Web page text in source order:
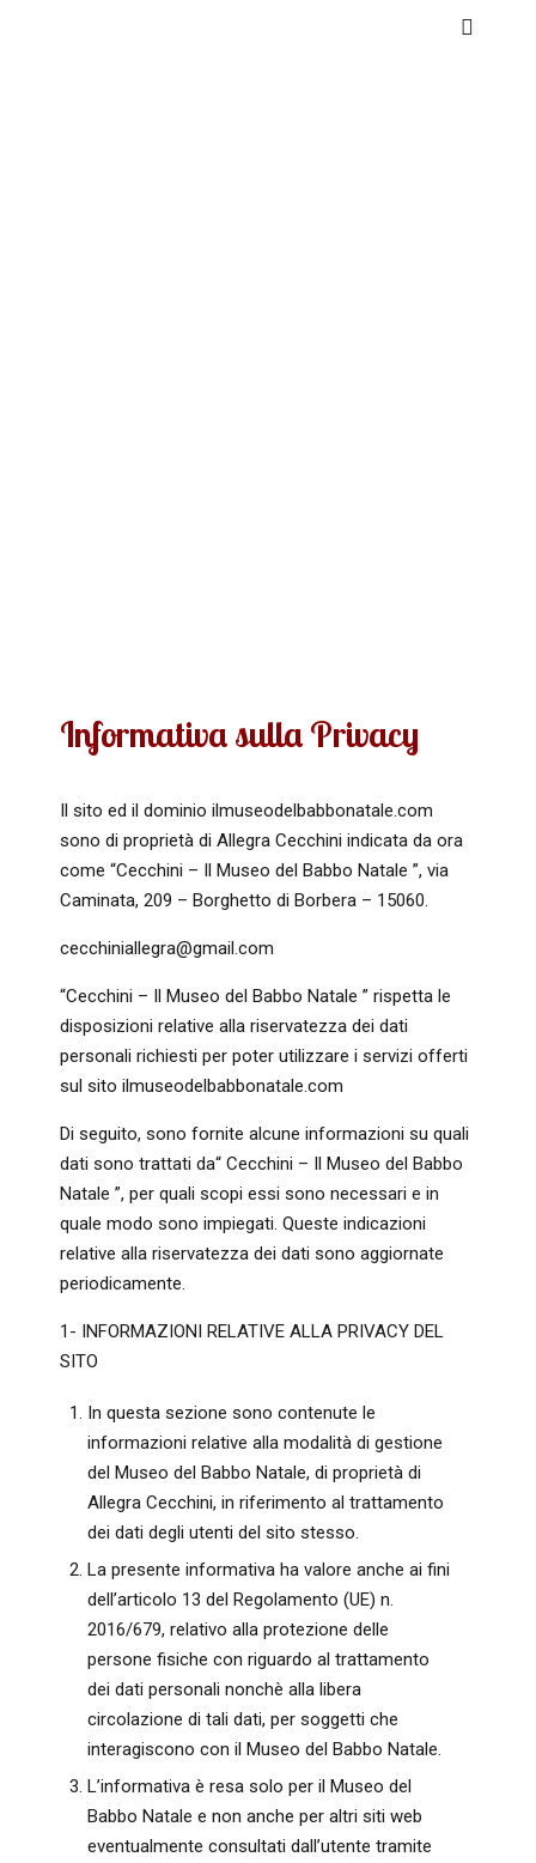
Informativa sulla Privacy
Il sito ed il dominio ilmuseodelbabbonatale.com
sono di proprietà di Allegra Cecchini indicata da ora
come “Cecchini – Il Museo del Babbo Natale ”, via
Caminata, 209 – Borghetto di Borbera – 15060.
cecchiniallegra@gmail.com
“Cecchini – Il Museo del Babbo Natale ” rispetta le
disposizioni relative alla riservatezza dei dati
personali richiesti per poter utilizzare i servizi offerti
sul sito ilmuseodelbabbonatale.com
Di seguito, sono fornite alcune informazioni su quali
dati sono trattati da“ Cecchini – Il Museo del Babbo
Natale ”, per quali scopi essi sono necessari e in
quale modo sono impiegati. Queste indicazioni
relative alla riservatezza dei dati sono aggiornate
periodicamente.
1- INFORMAZIONI RELATIVE ALLA PRIVACY DEL
SITO
In questa sezione sono contenute le
informazioni relative alla modalità di gestione
del Museo del Babbo Natale, di proprietà di
Allegra Cecchini, in riferimento al trattamento
dei dati degli utenti del sito stesso.
La presente informativa ha valore anche ai fini
dell’articolo 13 del Regolamento (UE) n.
2016/679, relativo alla protezione delle
persone fisiche con riguardo al trattamento
dei dati personali nonchè alla libera
circolazione di tali dati, per soggetti che
interagiscono con il Museo del Babbo Natale.
L’informativa è resa solo per il Museo del
Babbo Natale e non anche per altri siti web
eventualmente consultati dall’utente tramite